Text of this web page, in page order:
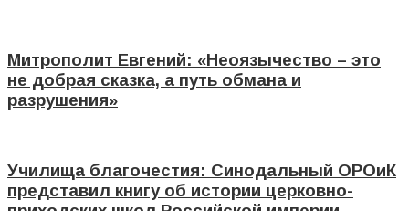
Митрополит Евгений: «Неоязычество – это
не добрая сказка, а путь обмана и
разрушения»
Училища благочестия: Синодальный ОРОиК
представил книгу об истории церковно-